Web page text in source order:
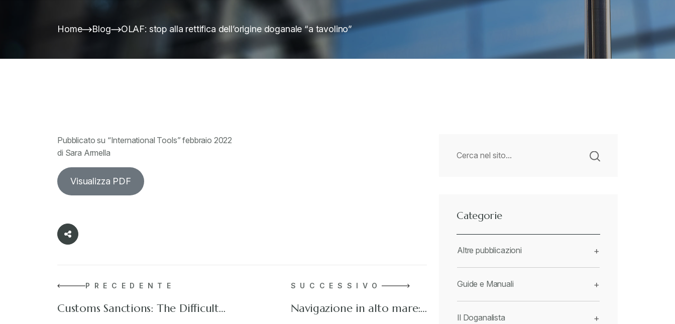
Home Blog OLAF: stop alla rettifica dell’origine doganale “a tavolino”
Pubblicato su “International Tools” febbraio 2022
di Sara Armella
Visualizza PDF
PRECEDENTE
Customs Sanctions: The Difficult…
SUCCESSIVO
Navigazione in alto mare:…
Categorie
Altre pubblicazioni +
Guide e Manuali +
Il Doganalista +